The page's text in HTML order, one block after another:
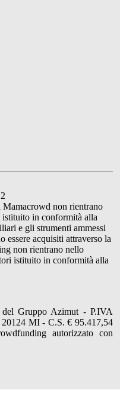
non rientrano
istituito in conformità alla
e gli strumenti ammessi
acquisiti attraverso la
non rientrano nello
istituito in conformità alla
Gruppo Azimut - P.IVA
MI - C.S. € 95.417,54
autorizzato con